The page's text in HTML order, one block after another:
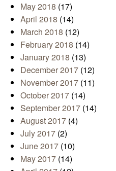
May 2018 (17)
April 2018 (14)
March 2018 (12)
February 2018 (14)
January 2018 (13)
December 2017 (12)
November 2017 (11)
October 2017 (14)
September 2017 (14)
August 2017 (4)
July 2017 (2)
June 2017 (10)
May 2017 (14)